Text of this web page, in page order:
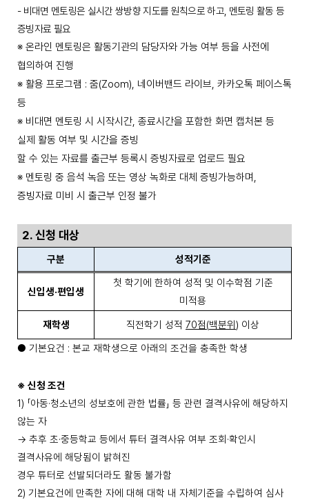
- 비대면 멘토링은 실시간 쌍방향 지도를 원칙으로 하고, 멘토링 활동 등
증빙자료 필요
※ 온라인 멘토링은 활동기관의 담당자와 가능 여부 등을 사전에
협의하여 진행
※ 활용 프로그램 : 줌(Zoom), 네이버밴드 라이브, 카카오톡 페이스톡
등
※ 비대면 멘토링 시 시작시간, 종료시간을 포함한 화면 캡처본 등
실제 활동 여부 및 시간을 증빙
할 수 있는 자료를 출근부 등록시 증빙자료로 업로드 필요
※ 멘토링 중 음석 녹음 또는 영상 녹화로 대체 증빙가능하며,
증빙자료 미비 시 출근부 인정 불가
2. 신청 대상
구분 성적기준
신입생·편입생
첫 학기에 한하여 성적 및 이수학점 기준
미적용
재학생
직전학기 성적 70점(백분위) 이상
● 기본요건 : 본교 재학생으로 아래의 조건을 충족한 학생
※ 신청 조건
1) 「아동·청소년의 성보호에 관한 법률」 등 관련 결격사유에 해당하지
않는 자
→ 추후 초·중등학교 등에서 튜터 결격사유 여부 조회·확인시
결격사유에 해당됨이 밝혀진
경우 튜터로 선발되더라도 활동 불가함
2) 기본요건에 만족한 자에 대해 대학 내 자체기준을 수립하여 심사